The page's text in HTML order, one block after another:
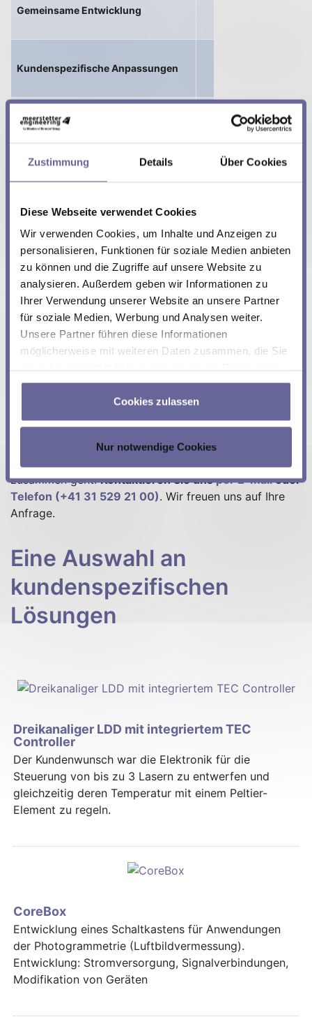
Zustimmung Details Über Cookies
Diese Webseite verwendet Cookies
Wir verwenden Cookies, um Inhalte und Anzeigen zu
personalisieren, Funktionen für soziale Medien anbieten
zu können und die Zugriffe auf unsere Website zu
analysieren. Außerdem geben wir Informationen zu
Ihrer Verwendung unserer Website an unsere Partner
für soziale Medien, Werbung und Analysen weiter.
Unsere Partner führen diese Informationen
möglicherweise mit weiteren Daten zusammen, die Sie
Nutzung der Dienste gesammelt haben.
Cookies zulassen
Nur notwendige Cookies
Gemeinsame Entwicklung
Kundenspezifische Anpassungen
Auftragsentwicklung
Kunde stellt
fungiert als
- Nicht-exklusiv
- Mit IP Transfer
Beratung
Profitiert
Wir sind Ihr zuverlässiger Partner, egal ob es um
Design, Entwicklung, Produktion,
Produktunterstützung, Reparaturen oder all das
zusammen geht.Kontaktieren Sie unsper E-mailoder
Telefon (+41 31 529 21 00). Wir freuen uns auf Ihre
Anfrage.
Eine Auswahl an
kundenspezifischen
Lösungen
Dreikanaliger LDD mit integriertem TEC
Controller
Der Kundenwunsch war die Elektronik für die
Steuerung von bis zu 3 Lasern zu entwerfen und
gleichzeitig deren Temperatur mit einem Peltier-
Element zu regeln.
CoreBox
Entwicklung eines Schaltkastens für Anwendungen
der Photogrammetrie (Luftbildvermessung).
Entwicklung: Stromversorgung, Signalverbindungen,
Modifikation von Geräten